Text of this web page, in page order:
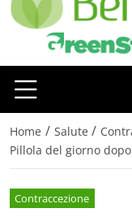
Home / Salute /
Pillola del giorno
Contraccezione